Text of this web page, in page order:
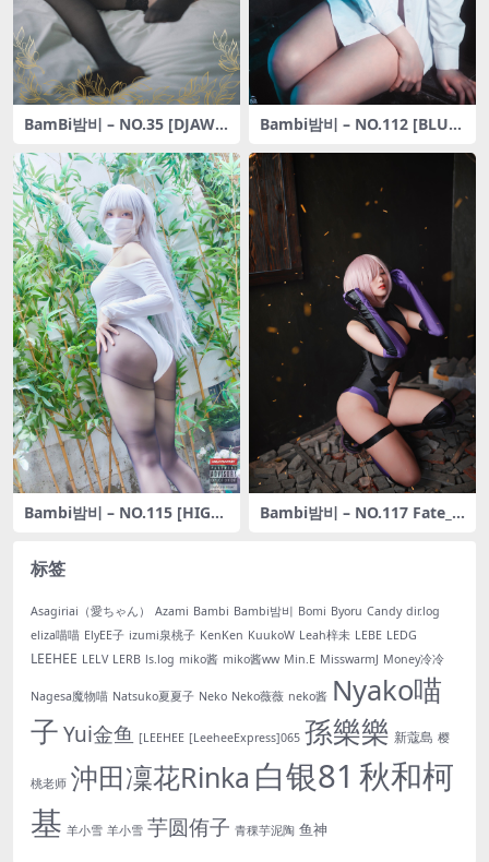
BamBi밤비 – NO.35 [DJAW
P-1.11GB]
Bambi밤비 – NO.112 [BLUE
part 02 [106P-1.96G]
Bambi밤비 – NO.115 [HIGH
Bambi밤비 – NO.117 Fate_G
标签
Asagiriai（愛ちゃん） Azami Bambi Bambi밤비 Bomi Byoru Candy dir.log
eliza喵喵 ElyEE子 izumi泉桃子 KenKen KuukoW Leah梓未 LEBE LEDG
LEEHEE LELV LERB ls.log miko酱 miko酱ww Min.E MisswarmJ Money冷冷
Nagesa魔物喵 Natsuko夏夏子 Neko Neko薇薇 neko酱 Nyako喵
子Yui金鱼 [LEEHEE [LeeheeExpress]065 孫樂樂 新蔻島 樱
桃老师 沖田凜花Rinka 白银81 秋和柯
基 羊小雪 羊小雪 芋圆侑子 青稞芋泥陶 鱼神